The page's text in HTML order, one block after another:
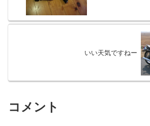
いい天気ですねー
コメント